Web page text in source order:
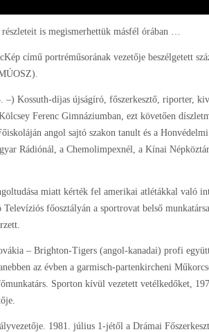
is megismerhettük másfél órában …
című portréműsorának vezetője beszélgetett
–) Kossuth-díjas újságíró, főszerkesztő, riporter,
Ferenc Gimnáziumban, ezt követően
angol sajtó szakon tanult és a Honvédelmi
Rádiónál, a Chemolimpexnél, a Kínai
miatt kérték fel amerikai atlétákkal való
főosztályán a sportrovat belső
– Brighton-Tigers (angol-kanadai) profi
az évben a garmisch-partenkircheni
Sporton kívül vezetett vetélkedőket,
1981. július 1-jétől a Drámai